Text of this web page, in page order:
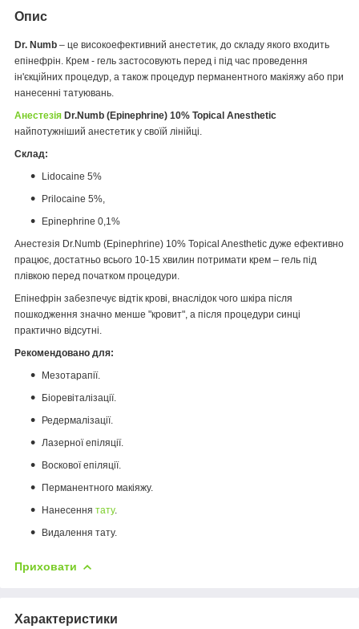
Опис
Dr. Numb – це високоефективний анестетик, до складу якого входить
епінефрін. Крем - гель застосовують перед і під час проведення
ін'єкційних процедур, а також процедур перманентного макіяжу або при
нанесенні татуювань.
Анестезія Dr.Numb (Epinephrine) 10% Topical Anesthetic
найпотужніший анестетик у своїй лінійці.
Склад:
Lidocaine 5%
Prilocaine 5%,
Epinephrine 0,1%
Анестезія Dr.Numb (Epinephrine) 10% Topical Anesthetic дуже ефективно
працює, достатньо всього 10-15 хвилин потримати крем – гель під
плівкою перед початком процедури.
Епінефрін забезпечує відтік крові, внаслідок чого шкіра після
пошкодження значно менше "кровит", а після процедури синці
практично відсутні.
Рекомендовано для:
Мезотарапії.
Біоревіталізації.
Редермалізації.
Лазерної епіляції.
Воскової епіляції.
Перманентного макіяжу.
Нанесення тату.
Видалення тату.
Приховати
Характеристики